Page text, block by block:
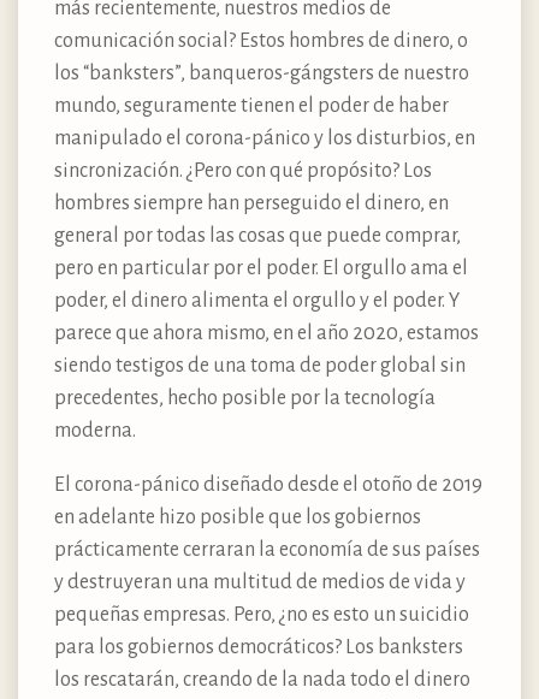
más recientemente, nuestros medios de
comunicación social? Estos hombres de dinero, o
los “banksters”, banqueros-gángsters de nuestro
mundo, seguramente tienen el poder de haber
manipulado el corona-pánico y los disturbios, en
sincronización. ¿Pero con qué propósito? Los
hombres siempre han perseguido el dinero, en
general por todas las cosas que puede comprar,
pero en particular por el poder. El orgullo ama el
poder, el dinero alimenta el orgullo y el poder. Y
parece que ahora mismo, en el año 2020, estamos
siendo testigos de una toma de poder global sin
precedentes, hecho posible por la tecnología
moderna.
El corona-pánico diseñado desde el otoño de 2019
en adelante hizo posible que los gobiernos
prácticamente cerraran la economía de sus países
y destruyeran una multitud de medios de vida y
pequeñas empresas. Pero, ¿no es esto un suicidio
para los gobiernos democráticos? Los banksters
los rescatarán, creando de la nada todo el dinero